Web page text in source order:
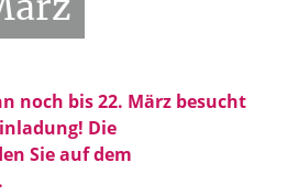
noch bis 22. März besucht
Die
Sie auf dem